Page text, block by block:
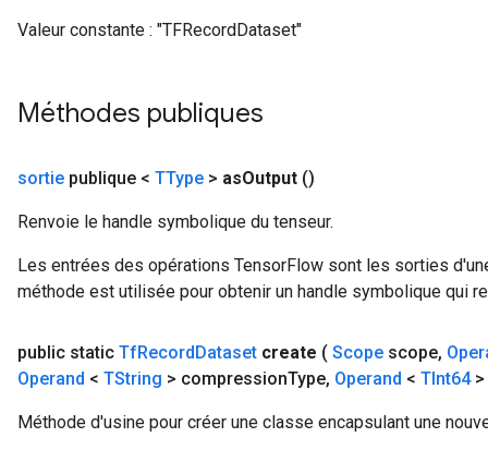
Valeur constante : "TFRecordDataset"
Méthodes publiques
sortie publique < TType > asOutput ()
Renvoie le handle symbolique du tenseur.
Les entrées des opérations TensorFlow sont les sorties
méthode est utilisée pour obtenir un handle symbolique qui
public static TfRecordDataset create ( Scope scope,
Operand < TString > compressionType, Operand < TInt64>
Méthode d'usine pour créer une classe encapsulant une